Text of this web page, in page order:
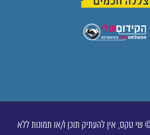
שי טקס, אין להעתיק תוכן ו/או תמונות ללא